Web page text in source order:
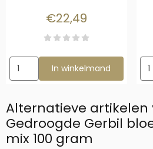
Prijs: 22,49
€22,49
Aantal kiezen voor Glazen Plateau
In winkelmand
Alternatieve artikelen
Gedroogde Gerbil
mix 100 gram